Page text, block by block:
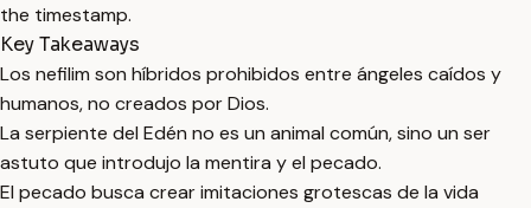
the timestamp.
Key Takeaways
Los nefilim son híbridos prohibidos entre ángeles caídos y
humanos, no creados por Dios.
La serpiente del Edén no es un animal común, sino un ser
astuto que introdujo la mentira y el pecado.
El pecado busca crear imitaciones grotescas de la vida